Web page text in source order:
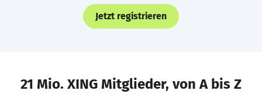
Jetzt registrieren
21 Mio. XING Mitglieder, von A bis Z